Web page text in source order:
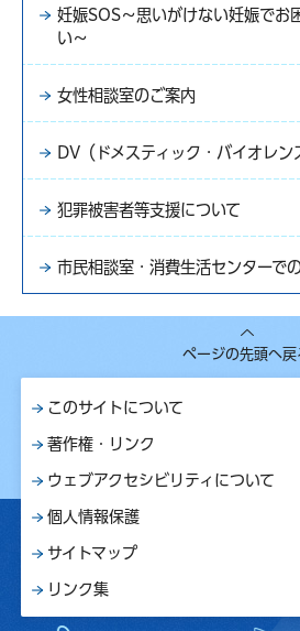
妊娠SOS～思いがけない妊娠でお
い～
女性相談室のご案内
DV（ドメスティック・バイオレン
犯罪被害者等支援について
市民相談室・消費生活センターで
ページの先頭へ戻
このサイトについて
著作権・リンク
ウェブアクセシビリティについて
個人情報保護
サイトマップ
リンク集